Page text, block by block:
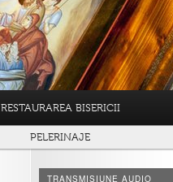
RESTAURAREA BISERICII
PELERINAJE
TRANSMISIUNE AUDIO